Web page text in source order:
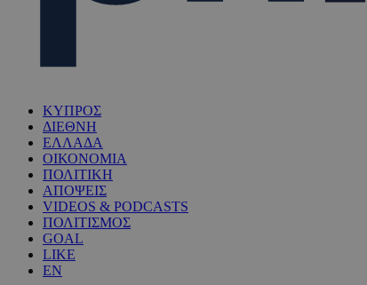
ΚΥΠΡΟΣ
ΔΙΕΘΝΗ
ΕΛΛΑΔΑ
ΟΙΚΟΝΟΜΙΑ
ΠΟΛΙΤΙΚΗ
ΑΠΟΨΕΙΣ
VIDEOS & PODCASTS
ΠΟΛΙΤΙΣΜΟΣ
GOAL
LIKE
EN